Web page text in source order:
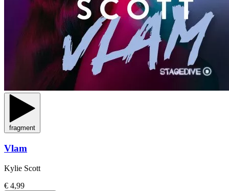
fragment
Vlam
Kylie Scott
€ 4,99